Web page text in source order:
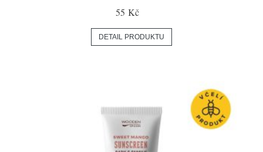
55 Kč
DETAIL PRODUKTU